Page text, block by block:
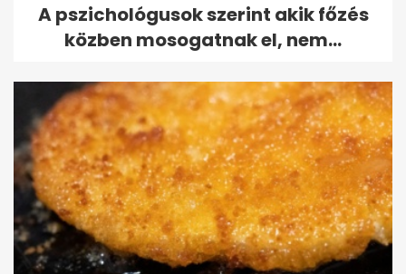
A pszichológusok szerint akik főzés
közben mosogatnak el, nem...